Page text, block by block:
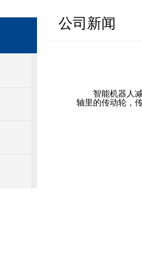
公司新闻
智能机器人
轴里的传动轮，